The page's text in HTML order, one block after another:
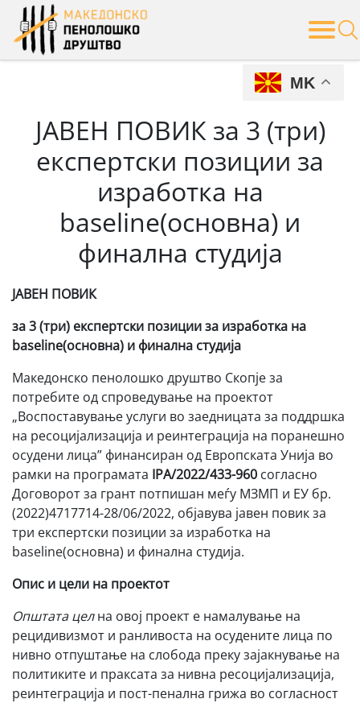
Skip
content
ЈАВЕН ПОВИК за 3 (три)
експертски позиции за
изработка на
baseline(основна) и
финална студија
ЈАВЕН ПОВИК
за3(три) експертски позиции за изработка на
baseline(основна) и финална студија
Македонско пенолошко друштво Скопје за
потребите од спроведување на проектот
„Воспоставување услуги во заедницата за поддршка
на ресоцијализација и реинтеграција на поранешно
осудени лица” финансиран од Европската Унија во
рамки на програмата IPA/2022/433-960 согласно
Договорот за грант потпишан меѓу МЗМП и ЕУ бр.
(2022)4717714-28/06/2022, објавува јавен повик за
три експертски позиции за изработка на
baseline(основна) и финална студија.
Опис и цели на проектот
Општата целна овој проект е намалување на
рецидивизмот и ранливоста на осудените лица по
нивно отпуштање на слобода преку зајакнување на
политиките и праксата за нивна ресоцијализација,
реинтеграција и пост-пенална грижа во согласност
MK